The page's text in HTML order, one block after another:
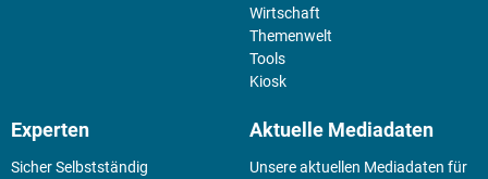
Wirtschaft
Themenwelt
Tools
Kiosk
Experten
Sicher Selbstständig
Aktuelle Mediadaten
Unsere aktuellen Mediadaten für